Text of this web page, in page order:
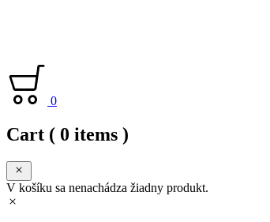
0
Cart ( 0 items )
V košíku sa nenachádza žiadny produkt.